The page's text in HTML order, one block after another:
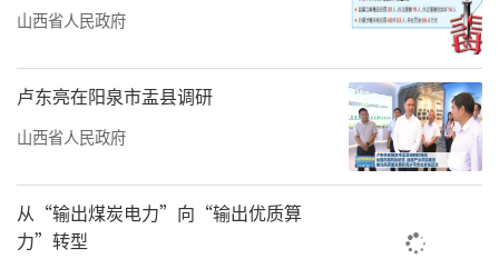
山西省人民政府
卢东亮在阳泉市盂县调研
山西省人民政府
从“输出煤炭电力”向“输出优质算
力”转型